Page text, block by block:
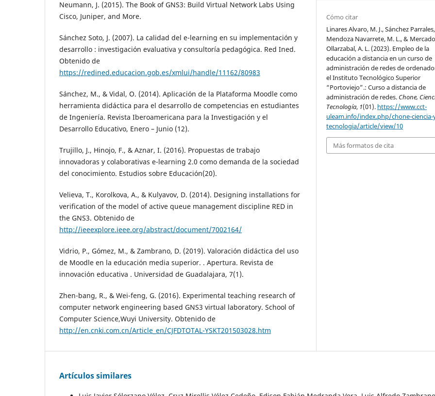
Neumann, J. (2015). The Book of GNS3: Build Virtual Network Labs Using
Cisco, Juniper, and More.
Sánchez Soto, J. (2007). La calidad del e-learning en su implementación y
desarrollo : investigación evaluativa y consultoría pedagógica. Red Ined.
Obtenido de
https://redined.educacion.gob.es/xmlui/handle/11162/80983
Sánchez, M., & Vidal, O. (2014). Aplicación de la Plataforma Moodle como
herramienta didáctica para el desarrollo de competencias en estudiantes
de Ingeniería. Revista Iberoamericana para la Investigación y el
Desarrollo Educativo, Enero – Junio (12).
Trujillo, J., Hinojo, F., & Aznar, I. (2016). Propuestas de trabajo
innovadoras y colaborativas e-learning 2.0 como demanda de la sociedad
del conocimiento. Estudios sobre Educación(20).
Velieva, T., Korolkova, A., & Kulyavov, D. (2014). Designing installations for
verification of the model of active queue management discipline RED in
the GNS3. Obtenido de
http://ieeexplore.ieee.org/abstract/document/7002164/
Vidrio, P., Gómez, M., & Zambrano, D. (2019). Valoración didáctica del uso
de Moodle en la educación media superior. . Apertura. Revista de
innovación educativa‏ . Universidad de Guadalajara, 7(1).
Zhen-bang, R., & Wei-feng, G. (2016). Experimental teaching research of
computer network engineering based GNS3 virtual laboratory. School of
Computer Science,Wuyi University. Obtenido de
http://en.cnki.com.cn/Article_en/CJFDTOTAL-YSKT201503028.htm
Cómo citar
Linares Alvaro, M. J., Sánchez
Mendoza Navarrete, M. L., & Mercado
Ollarzabal, A. L. (2023). Empleo de la
educación a distancia en un curso de
administración de redes de
el Instituto Tecnológico Superior
“Portoviejo”.: Curso a distancia de
administración de redes. Chone,
Tecnología, 1(01). https://www.cct-
uleam.info/index.php/chone-ciencia-
tecnologia/article/view/10
Más formatos de cita
Artículos similares